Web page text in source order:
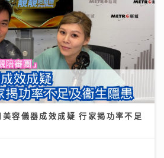
容儀器成效成疑 行家揭功率不足